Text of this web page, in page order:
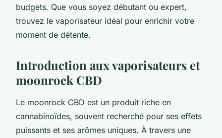
budgets. Que vous soyez débutant ou expert,
trouvez le vaporisateur idéal pour enrichir votre
moment de détente.
Introduction aux vaporisateurs et
moonrock CBD
Le moonrock CBD est un produit riche en
cannabinoïdes, souvent recherché pour ses effets
puissants et ses arômes uniques. À travers une